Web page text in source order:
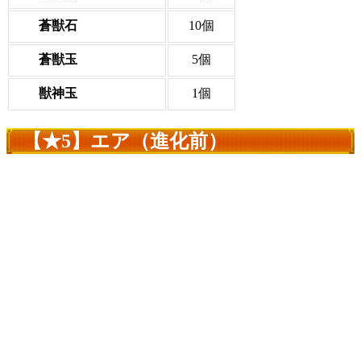
蒼獣石 10個
蒼獣玉 5個
獣神玉 1個
【★5】エア（進化前）